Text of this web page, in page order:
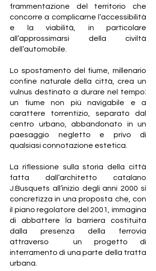
frammentazione del territorio che
concorre a complicarne l’accessibilità
e la viabilità, in particolare
all’approssimarsi della civiltà
dell’automobile.
Lo spostamento del fiume, millenario
confine naturale della città, crea un
vulnus destinato a durare nel tempo:
un fiume non più navigabile e a
carattere torrentizio, separato dal
centro urbano, abbandonato in un
paesaggio negletto e privo di
qualsiasi connotazione estetica.
La riflessione sulla storia della città
fatta dall’architetto catalano
J.Busquets all’inizio degli anni 2000 si
concretizza in una proposta che, con
il piano regolatore del 2001, immagina
di abbattere la barriera costituita
dalla presenza della ferrovia
attraverso un progetto di
interramento di una parte della tratta
urbana.